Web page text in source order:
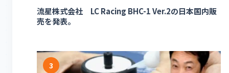
流星株式会社 LC Racing BHC-1 Ver.2の日本国内販
売を発表。
3